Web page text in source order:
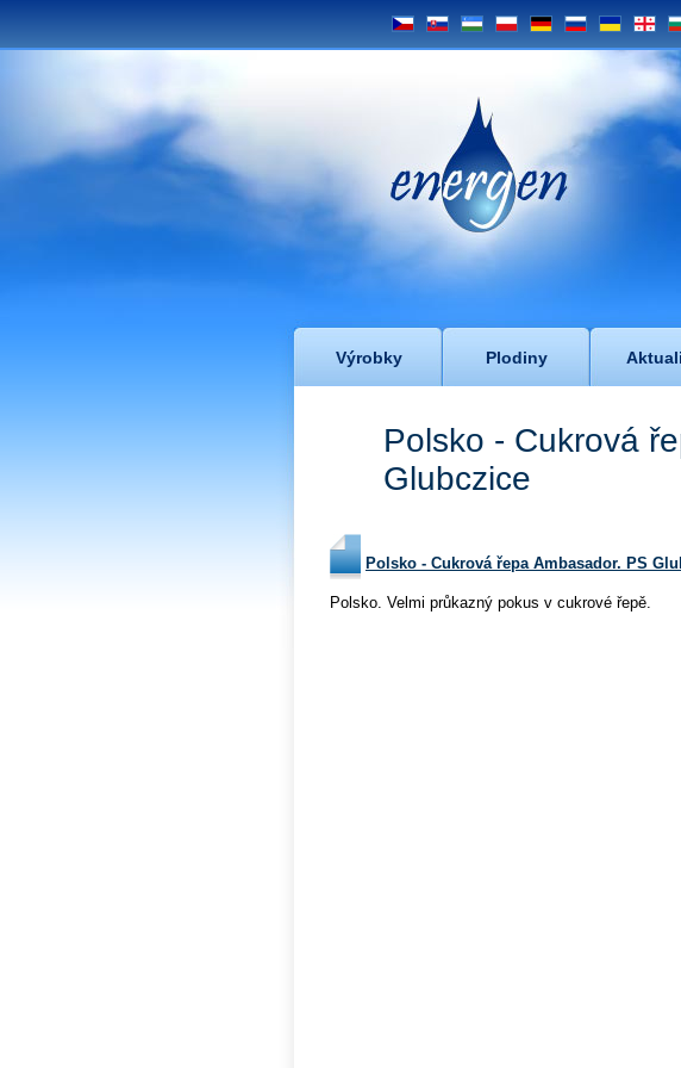
CS SK UZ PL DE RU UA GE
Energen
Výrobky Plodiny
Polsko - Cukrová
Glubczice
Polsko - Cukrová řepa Ambasador. PS
Polsko. Velmi průkazný pokus v cukrové řepě.